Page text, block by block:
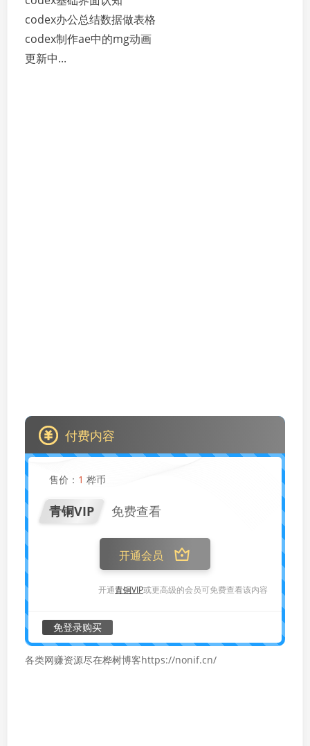
codex办公总结数据做表格
codex制作ae中的mg动画
更新中...
付费内容
售价： 1 桦币
青铜VIP 免费查看
开通会员
开通青铜VIP或更高级的会员可免费查看该内容
免登录购买
各类网赚资源尽在桦树博客https://nonif.cn/